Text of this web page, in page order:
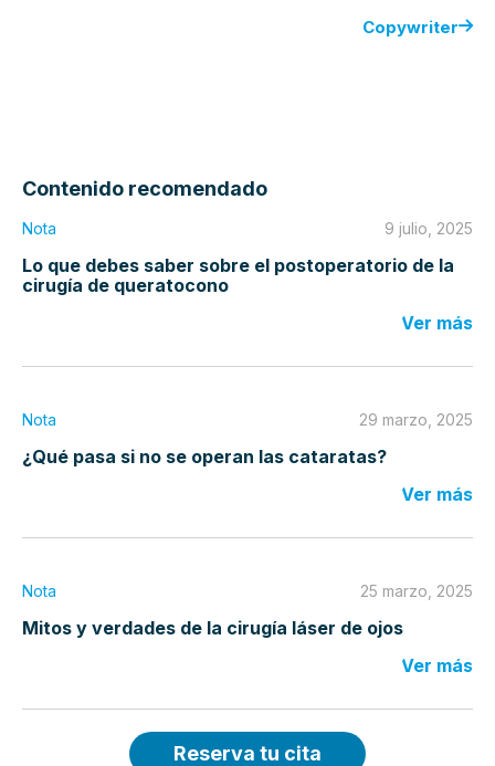
Copywriter
Contenido recomendado
Nota 9 julio, 2025
Lo que debes saber sobre el postoperatorio de la
cirugía de queratocono
Ver más
Nota 29 marzo, 2025
¿Qué pasa si no se operan las cataratas?
Ver más
Nota 25 marzo, 2025
Mitos y verdades de la cirugía láser de ojos
Ver más
Reserva tu cita